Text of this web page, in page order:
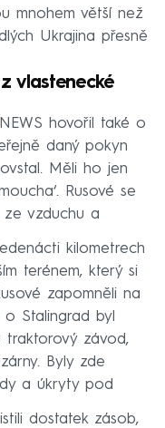
mnohem větší než
Ukrajina přesně
vlastenecké
hovořil také o
daný pokyn
Měli ho jen
Rusové se
vzduchu a
kilometrech
terénem, který si
zapomněli na
o Stalingrad byl
traktorový závod,
Byly zde
a úkryty pod
dostatek zásob,